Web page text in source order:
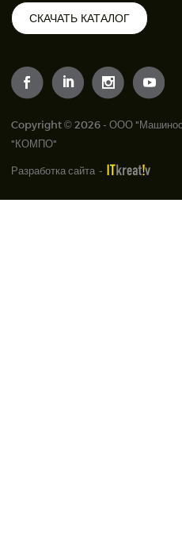
СКАЧАТЬ КАТАЛОГ
Copyright © 2026 - ООО
"КОМПО"
Разработка сайта -